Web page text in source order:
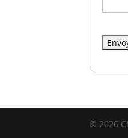
© 2026